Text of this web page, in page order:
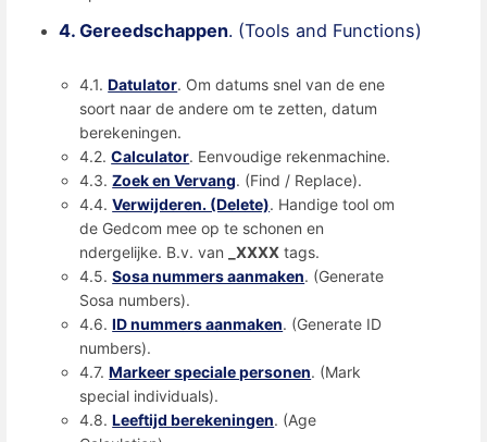
4. Gereedschappen. (Tools and Functions)
4.1.Datulator. Om datums snel van de ene
soort naar de andere om te zetten, datum
berekeningen.
4.2.Calculator. Eenvoudige rekenmachine.
4.3.Zoek en Vervang. (Find / Replace).
4.4.Verwijderen. (Delete). Handige tool om
de Gedcom mee op te schonen en
ndergelijke. B.v. van
_XXXX tags.
4.5.Sosa nummers aanmaken. (Generate
Sosa numbers).
4.6.ID nummers aanmaken. (Generate ID
numbers).
4.7.Markeer speciale personen. (Mark
special individuals).
4.8.Leeftijd berekeningen. (Age